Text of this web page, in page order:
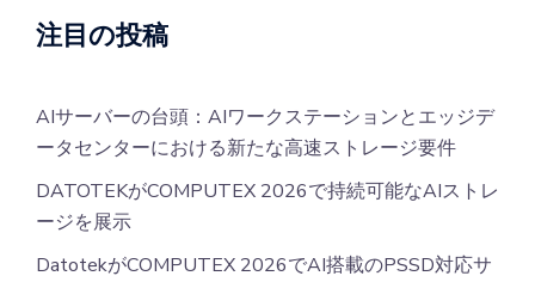
注目の投稿
AIサーバーの台頭：AIワークステーションとエッジデ
ータセンターにおける新たな高速ストレージ要件
DATOTEKがCOMPUTEX 2026で持続可能なAIストレ
ージを展示
DatotekがCOMPUTEX 2026でAI搭載のPSSD対応サ